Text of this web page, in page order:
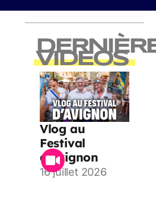
VIDEOS
Vlog au
Festival
d’Avignon
16 juillet 2026